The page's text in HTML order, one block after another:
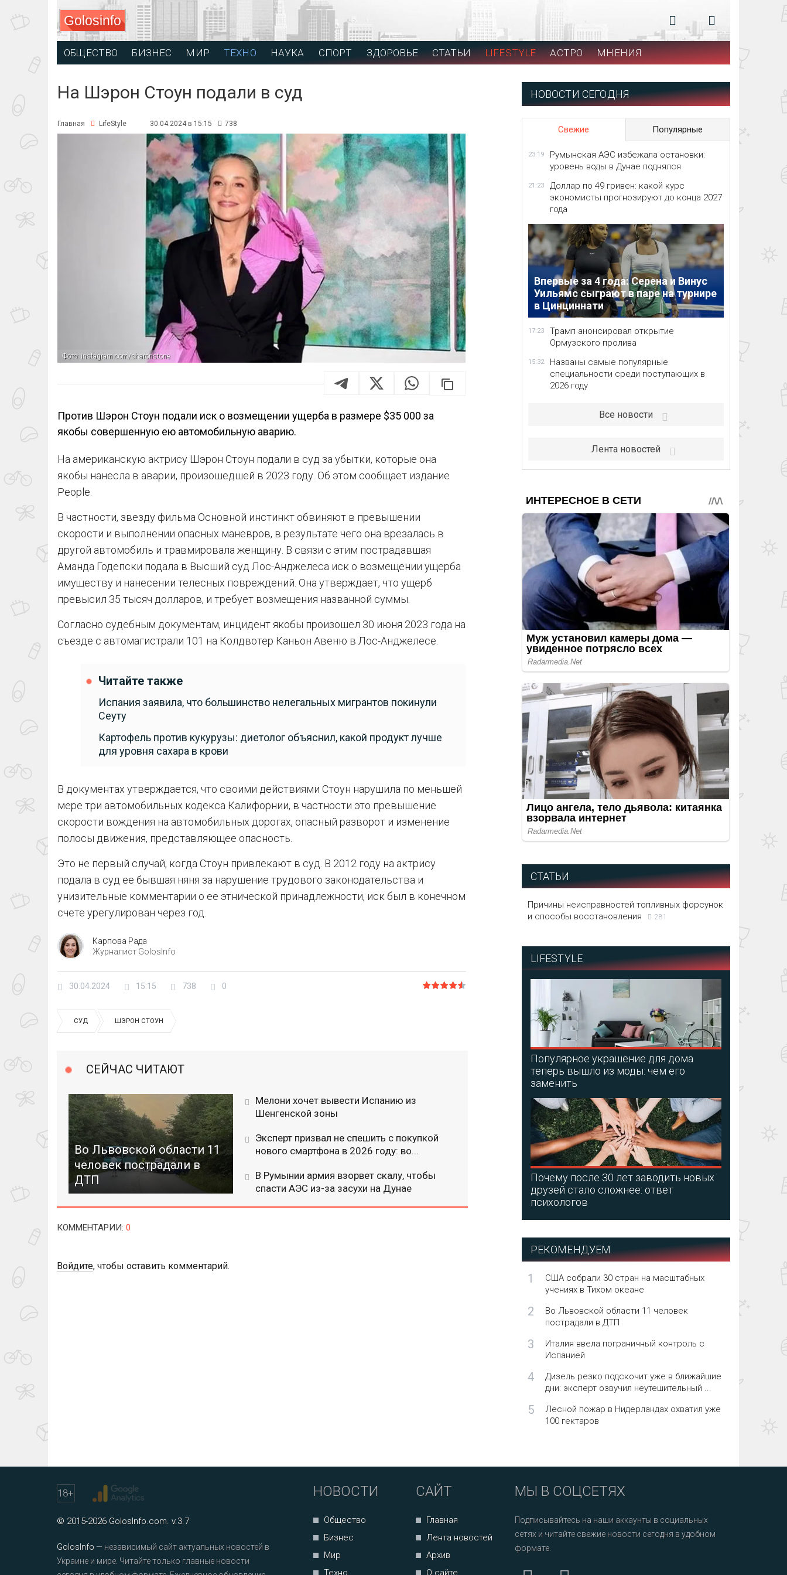
Golosinfo
ОБЩЕСТВО БИЗНЕС МИР ТЕХНО НАУКА СПОРТ ЗДОРОВЬЕ СТАТЬИ LIFESTYLE АСТРО МНЕНИЯ
На Шэрон Стоун подали в суд
Главная LifeStyle 30.04.2024 в 15:15 738
Фото: instagram.com/sharonstone
Против Шэрон Стоун подали иск о возмещении ущерба в размере $35 000 за
якобы совершенную ею автомобильную аварию.
На американскую актрису Шэрон Стоун подали в суд за убытки, которые она
якобы нанесла в аварии, произошедшей в 2023 году. Об этом сообщает издание
People.
В частности, звезду фильма Основной инстинкт обвиняют в превышении
скорости и выполнении опасных маневров, в результате чего она врезалась в
другой автомобиль и травмировала женщину. В связи с этим пострадавшая
Аманда Годепски подала в Высший суд Лос-Анджелеса иск о возмещении ущерба
имуществу и нанесении телесных повреждений. Она утверждает, что ущерб
превысил 35 тысяч долларов, и требует возмещения названной суммы.
Согласно судебным документам, инцидент якобы произошел 30 июня 2023 года на
съезде с автомагистрали 101 на Колдвотер Каньон Авеню в Лос-Анджелесе.
Читайте также
Испания заявила, что большинство нелегальных мигрантов покинули
Сеуту
Картофель против кукурузы: диетолог объяснил, какой продукт лучше
для уровня сахара в крови
В документах утверждается, что своими действиями Стоун нарушила по меньшей
мере три автомобильных кодекса Калифорнии, в частности это превышение
скорости вождения на автомобильных дорогах, опасный разворот и изменение
полосы движения, представляющее опасность.
Это не первый случай, когда Стоун привлекают в суд. В 2012 году на актрису
подала в суд ее бывшая няня за нарушение трудового законодательства и
унизительные комментарии о ее этнической принадлежности, иск был в конечном
счете урегулирован через год.
Карпова Рада
Журналист GolosInfo
30.04.2024 15:15 738 0
СУД ШЭРОН СТОУН
СЕЙЧАС ЧИТАЮТ
Во Львовской области 11
человек пострадали в
ДТП
Мелони хочет вывести Испанию из
Шенгенской зоны
Эксперт призвал не спешить с покупкой
нового смартфона в 2026 году: во...
В Румынии армия взорвет скалу, чтобы
спасти АЭС из-за засухи на Дунае
КОММЕНТАРИИ: 0
Войдите, чтобы оставить комментарий.
НОВОСТИ СЕГОДНЯ
Свежие Популярные
23:19
Румынская АЭС избежала остановки:
уровень воды в Дунае поднялся
21:23
Доллар по 49 гривен: какой курс
экономисты прогнозируют до конца 2027
года
Впервые за 4 года: Серена и Винус
Уильямс сыграют в паре на турнире
в Цинциннати
17:23
Трамп анонсировал открытие
Ормузского пролива
15:32
Названы самые популярные
специальности среди поступающих в
2026 году
Все новости
Лента новостей
СТАТЬИ
Причины неисправностей топливных форсунок
и способы восстановления
281
LIFESTYLE
Популярное украшение для дома
теперь вышло из моды: чем его
заменить
Почему после 30 лет заводить новых
друзей стало сложнее: ответ
психологов
РЕКОМЕНДУЕМ
1
США собрали 30 стран на масштабных
учениях в Тихом океане
2
Во Львовской области 11 человек
пострадали в ДТП
3
Италия ввела пограничный контроль с
Испанией
4
Дизель резко подскочит уже в ближайшие
дни: эксперт озвучил неутешительный ...
5
Лесной пожар в Нидерландах охватил уже
100 гектаров
18+
© 2015-2026 GolosInfo.com. v.3.7
GolosInfo — независимый сайт актуальных новостей в
Украине и мире. Читайте только главные новости
НОВОСТИ
Общество
Бизнес
Мир
Техно
САЙТ
Главная
Лента новостей
Архив
О сайте
МЫ В СОЦСЕТЯХ
Подписывайтесь на наши аккаунты в социальных
сетях и читайте свежие новости сегодня в удобном
формате.